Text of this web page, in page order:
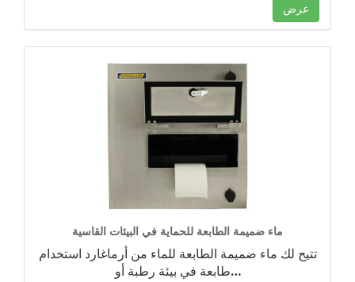
عرض
ماء ضميمة الطابعة للحماية في البيئات القاسية
تتيح لك ماء ضميمة الطابعة للماء من أرماغارد استخدام
طابعة في بيئة رطبة أو…